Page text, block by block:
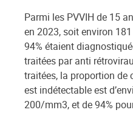
Parmi les PVVIH de 15
en 2023, soit environ
94% étaient
traitées par anti
traitées, la proportion de
est indétectable est
200/mm3, et de 94%